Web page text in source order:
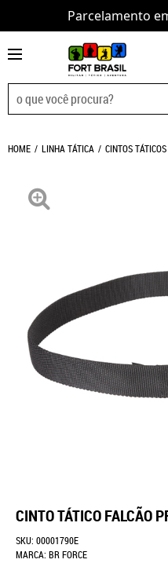
Parcelamento
HOME LINHA TÁTICA CINTOS TÁTICOS
CINTO TÁTICO FALCÃO
SKU: 00001790E
MARCA: BR FORCE